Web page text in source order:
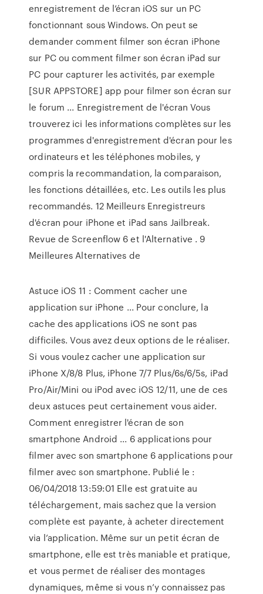
enregistrement de l’écran iOS sur un PC
fonctionnant sous Windows. On peut se
demander comment filmer son écran iPhone
sur PC ou comment filmer son écran iPad sur
PC pour capturer les activités, par exemple
[SUR APPSTORE] app pour filmer son écran sur
le forum ... Enregistrement de l'écran Vous
trouverez ici les informations complètes sur les
programmes d'enregistrement d'écran pour les
ordinateurs et les téléphones mobiles, y
compris la recommandation, la comparaison,
les fonctions détaillées, etc. Les outils les plus
recommandés. 12 Meilleurs Enregistreurs
d'écran pour iPhone et iPad sans Jailbreak.
Revue de Screenflow 6 et l'Alternative . 9
Meilleures Alternatives de
Astuce iOS 11 : Comment cacher une
application sur iPhone ... Pour conclure, la
cache des applications iOS ne sont pas
difficiles. Vous avez deux options de le réaliser.
Si vous voulez cacher une application sur
iPhone X/8/8 Plus, iPhone 7/7 Plus/6s/6/5s, iPad
Pro/Air/Mini ou iPod avec iOS 12/11, une de ces
deux astuces peut certainement vous aider.
Comment enregistrer l'écran de son
smartphone Android ... 6 applications pour
filmer avec son smartphone 6 applications pour
filmer avec son smartphone. Publié le :
06/04/2018 13:59:01 Elle est gratuite au
téléchargement, mais sachez que la version
complète est payante, à acheter directement
via l’application. Même sur un petit écran de
smartphone, elle est très maniable et pratique,
et vous permet de réaliser des montages
dynamiques, même si vous n’y connaissez pas